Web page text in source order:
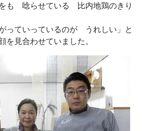
も 唸らせている 比内地鶏のきり
っていっているのが うれしい」と
見合わせていました。